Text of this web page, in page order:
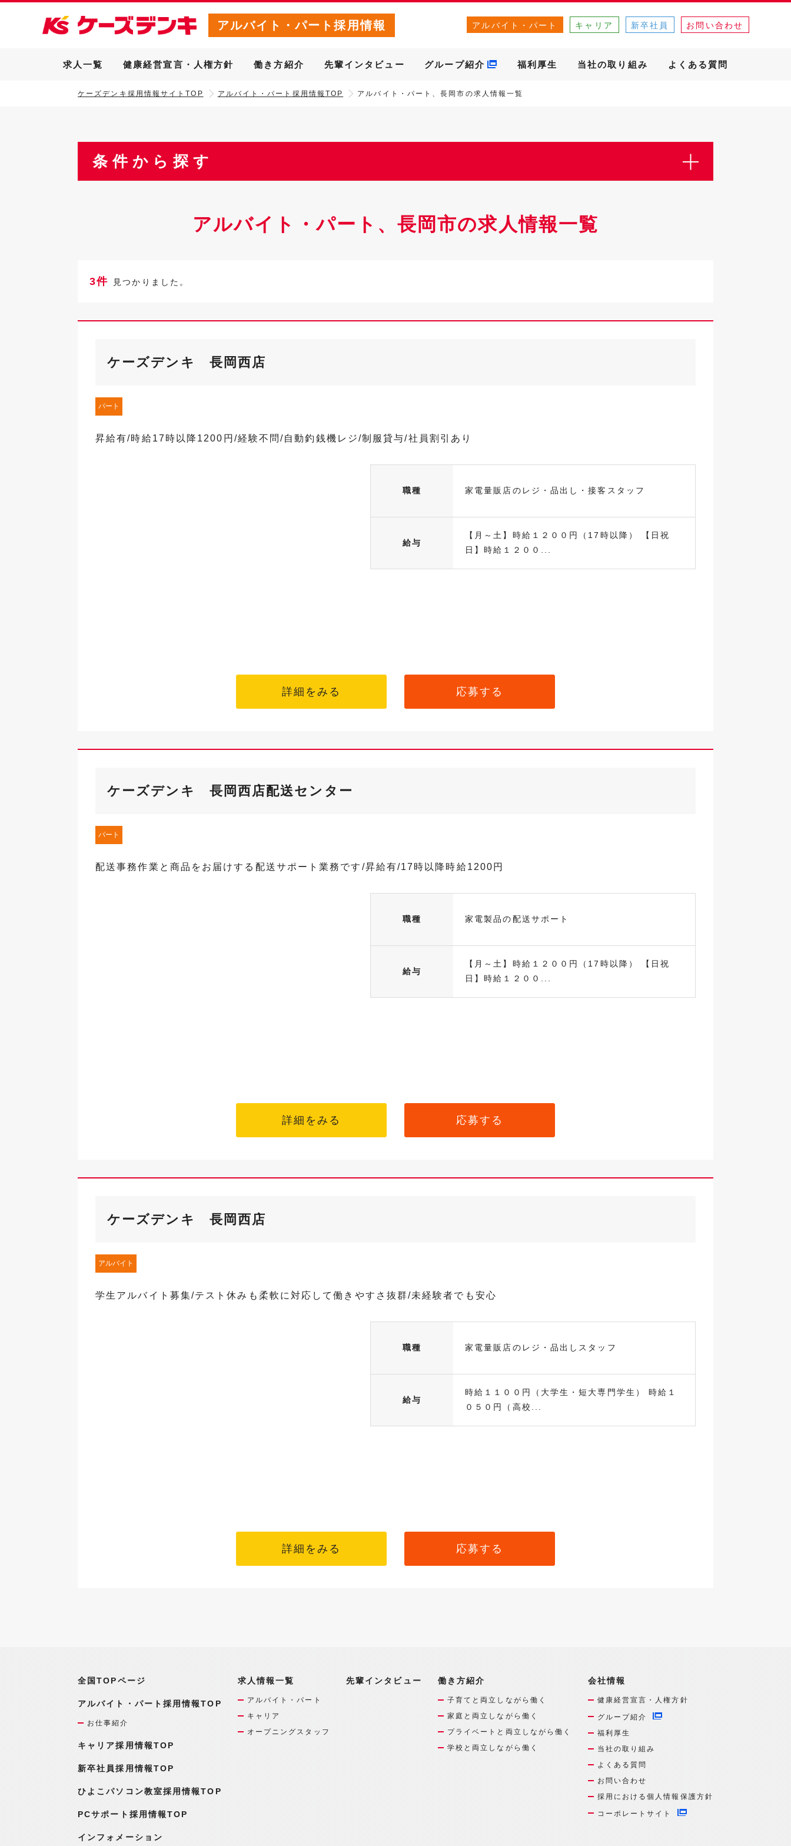
アルバイト・パート採用情報 アルバイト・パート キャリア 新卒社員 お問い合わせ
求人一覧 健康経営宣言・人権方針 働き方紹介 先輩インタビュー グループ紹介 福利厚生 当社の取り組み よくある質問
ケーズデンキ採用情報サイトTOP アルバイト・パート採用情報TOP アルバイト・パート、長岡市の求人情報一覧
条件から探す
アルバイト・パート、長岡市の求人情報一覧
3件 見つかりました。
ケーズデンキ 長岡西店
パート
昇給有/時給17時以降1200円/経験不問/自動釣銭機レジ/制服貸与/社員割引あり
職種 家電量販店のレジ・品出し・接客スタッフ
給与
【月～土】時給１２００円（17時以降） 【日祝
日】時給１２００...
詳細をみる 応募する
ケーズデンキ 長岡西店配送センター
パート
配送事務作業と商品をお届けする配送サポート業務です/昇給有/17時以降時給1200円
職種 家電製品の配送サポート
給与
【月～土】時給１２００円（17時以降） 【日祝
日】時給１２００...
詳細をみる 応募する
ケーズデンキ 長岡西店
アルバイト
学生アルバイト募集/テスト休みも柔軟に対応して働きやすさ抜群/未経験者でも安心
職種 家電量販店のレジ・品出しスタッフ
給与
時給１１００円（大学生・短大専門学生） 時給１
０５０円（高校...
詳細をみる 応募する
全国TOPページ
アルバイト・パート採用情報TOP
お仕事紹介
キャリア採用情報TOP
新卒社員採用情報TOP
ひよこパソコン教室採用情報TOP
PCサポート採用情報TOP
インフォメーション
求人情報一覧
アルバイト・パート
キャリア
オープニングスタッフ
先輩インタビュー 働き方紹介
子育てと両立しながら働く
家庭と両立しながら働く
プライベートと両立しながら働く
学校と両立しながら働く
会社情報
健康経営宣言・人権方針
グループ紹介
福利厚生
当社の取り組み
よくある質問
お問い合わせ
採用における個人情報保護方針
コーポレートサイト